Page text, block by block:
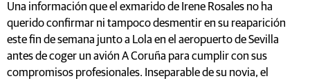
Una información que el exmarido de Irene Rosales no ha
querido confirmar ni tampoco desmentir en su reaparición
este fin de semana junto a Lola en el aeropuerto de Sevilla
antes de coger un avión A Coruña para cumplir con sus
compromisos profesionales. Inseparable de su novia, el